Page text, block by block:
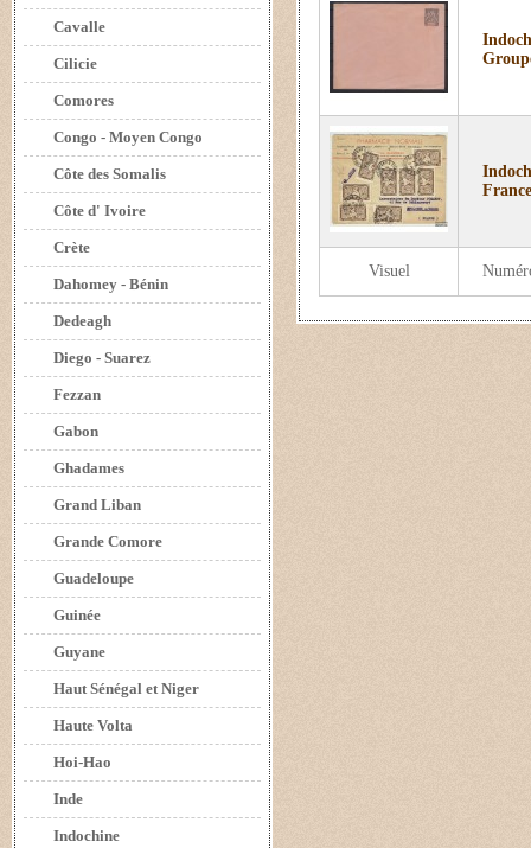
Cavalle
Cilicie
Comores
Congo - Moyen Congo
Côte des Somalis
Côte d' Ivoire
Crète
Dahomey - Bénin
Dedeagh
Diego - Suarez
Fezzan
Gabon
Ghadames
Grand Liban
Grande Comore
Guadeloupe
Guinée
Guyane
Haut Sénégal et Niger
Haute Volta
Hoi-Hao
Inde
Indochine
Visuel